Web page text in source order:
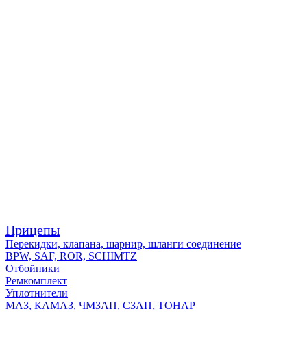
Прицепы
Перекидки, клапана, шарнир, шланги соединение
BPW, SAF, ROR, SCHIMTZ
Отбойники
Ремкомплект
Уплотнители
МАЗ, КАМАЗ, ЧМЗАП, СЗАП, ТОНАР